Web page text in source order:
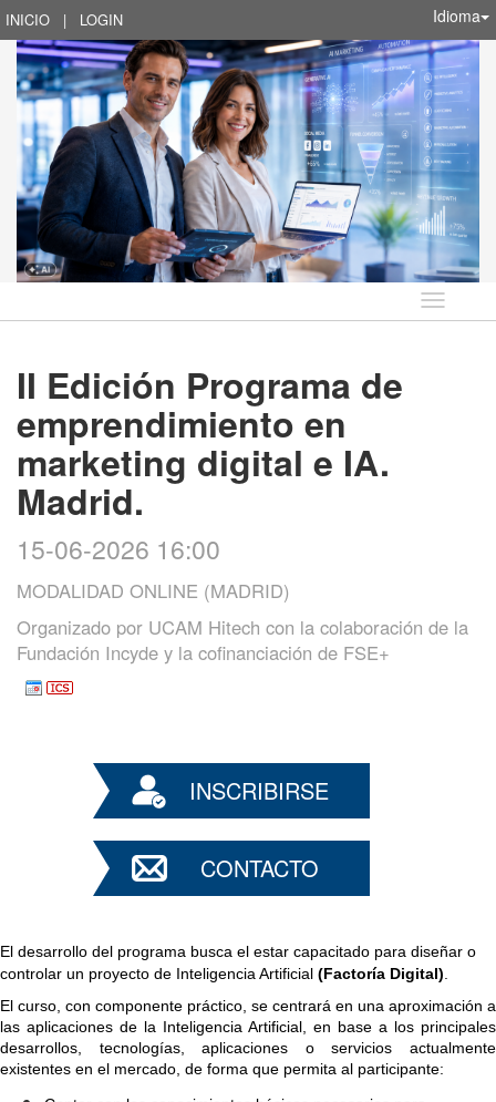
INICIO | LOGIN Idioma
Idioma
II Edición Programa de
emprendimiento en
marketing digital e IA.
Madrid.
15-06-2026 16:00
MODALIDAD ONLINE (MADRID)
Organizado por UCAM Hitech con la colaboración de la
Fundación Incyde y la cofinanciación de FSE+
INSCRIBIRSE
CONTACTO
El desarrollo del programa busca el estar capacitado para diseñar o
controlar un proyecto de Inteligencia Artificial (Factoría Digital)
El curso, con componente práctico, se centrará en una aproximación a
las aplicaciones de la Inteligencia Artificial, en base a los principales
desarrollos, tecnologías, aplicaciones o servicios actualmente
existentes en el mercado, de forma que permita al participante: